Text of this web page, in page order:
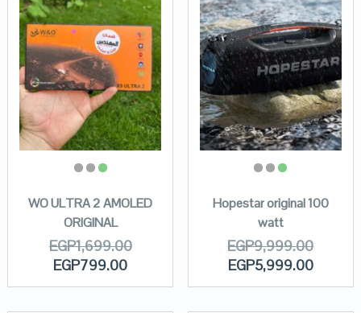
Hopestar original 100
watt
EGP9,999.00
EGP5,999.00
WO ULTRA 2 AMOLED
ORIGINAL
EGP1,699.00
EGP799.00